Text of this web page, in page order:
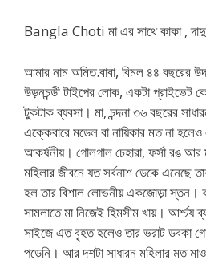
Bangla Choti মা এর সাথে কাকা , দাদু
আমার নাম অমিত.বাবা, বিমল ৪৪ বছরের
উড়নচন্ডী টাইপের লোক, একটা প্রাইভেট
টুকটাক ব্যবসা। মা, চন্দনা ৩৬ বছরের
এক্কেবারে মডেল বা নায়িকার মত না
আকর্ষনীয়। গোলগাল চেহারা, ফর্সা রঙ আর
মহিলার জীবনে যত সর্বনাশ ডেকে এনেছে
হল তার বিশাল লোভনীয় একজোড়া স্তন।
সামলাতে মা নিজেই হিমসীম খায়। আর্শ্চয
সাইজে এত বৃহত হলেও তার ভরাট ডবকা
পড়েনি। আর দশটা সাধারন মহিলার মত